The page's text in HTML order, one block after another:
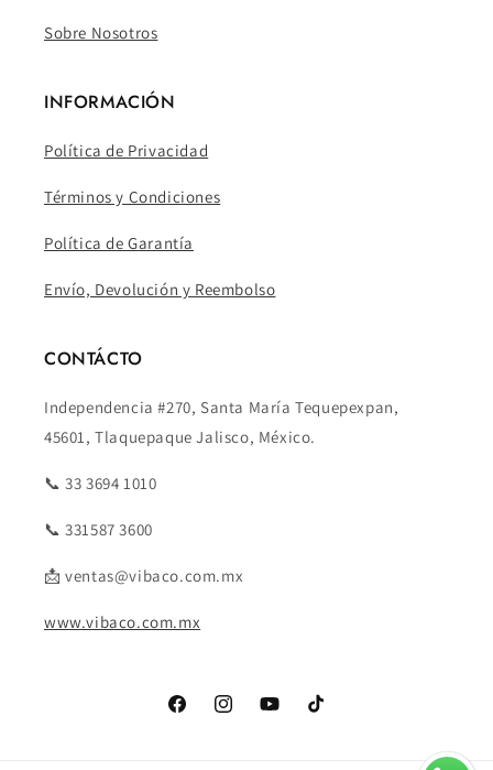
Sobre Nosotros
INFORMACIÓN
Política de Privacidad
Términos y Condiciones
Política de Garantía
Envío, Devolución y Reembolso
CONTÁCTO
Independencia #270, Santa María Tequepexpan,
45601, Tlaquepaque Jalisco, México.
📞 33 3694 1010
📞 331587 3600
📩 ventas@vibaco.com.mx
www.vibaco.com.mx
FacebookInstagramYouTubeTikTok